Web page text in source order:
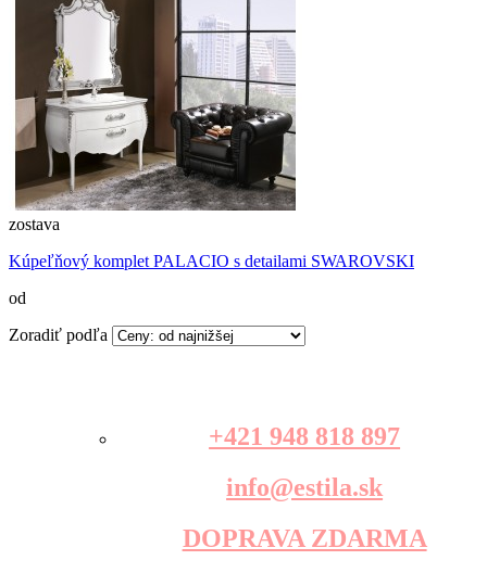
zostava
Kúpeľňový komplet PALACIO s detailami SWAROVSKI
od
Zoradiť podľa
+421 948 818 897
info@estila.sk
DOPRAVA ZDARMA